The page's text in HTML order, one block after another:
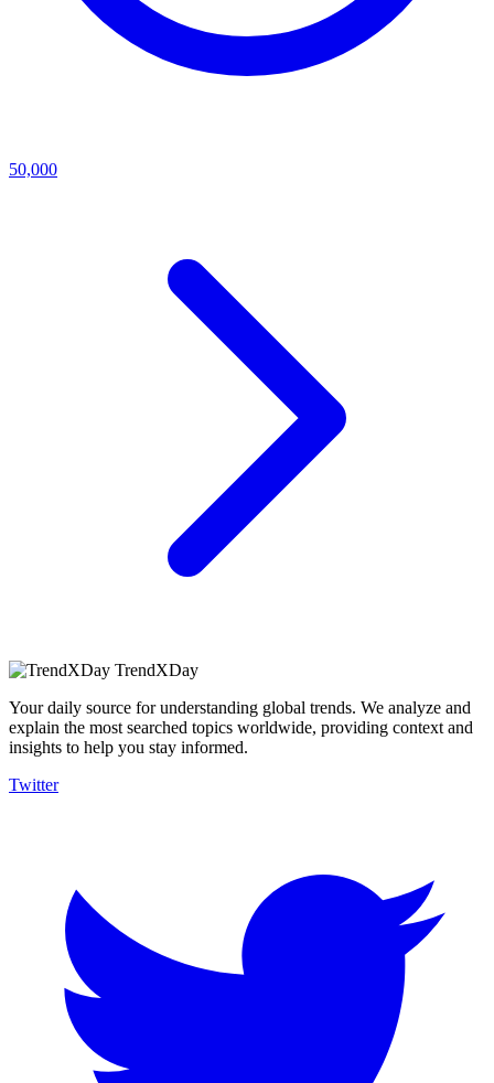
50,000
TrendXDay
Your daily source for understanding global trends. We analyze and
explain the most searched topics worldwide, providing context and
insights to help you stay informed.
Twitter